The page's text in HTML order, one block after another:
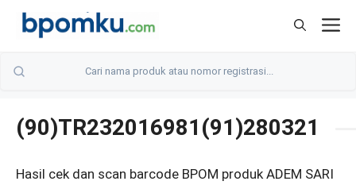
Skip
(90)TR232016981(91)280321
Hasil cek dan scan barcode BPOM produk ADEM SARI